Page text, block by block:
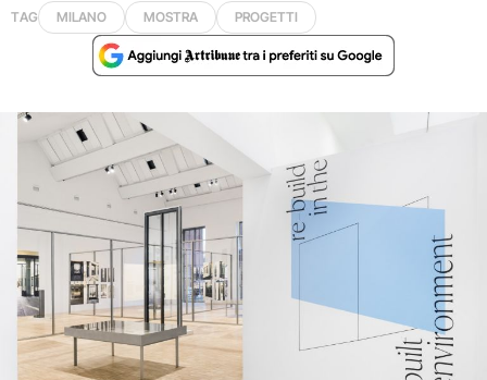
TAG MILANO MOSTRA PROGETTI